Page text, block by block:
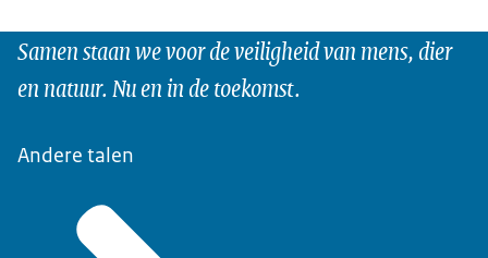
Samen staan we voor de veiligheid van mens, dier
en natuur. Nu en in de toekomst.
Andere talen